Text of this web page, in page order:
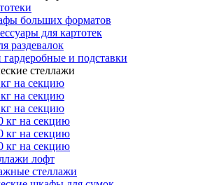
больших форматов
для картотек
раздевалок
и подставки
стеллажи
на секцию
на секцию
на секцию
кг на секцию
кг на секцию
кг на секцию
лофт
стеллажи